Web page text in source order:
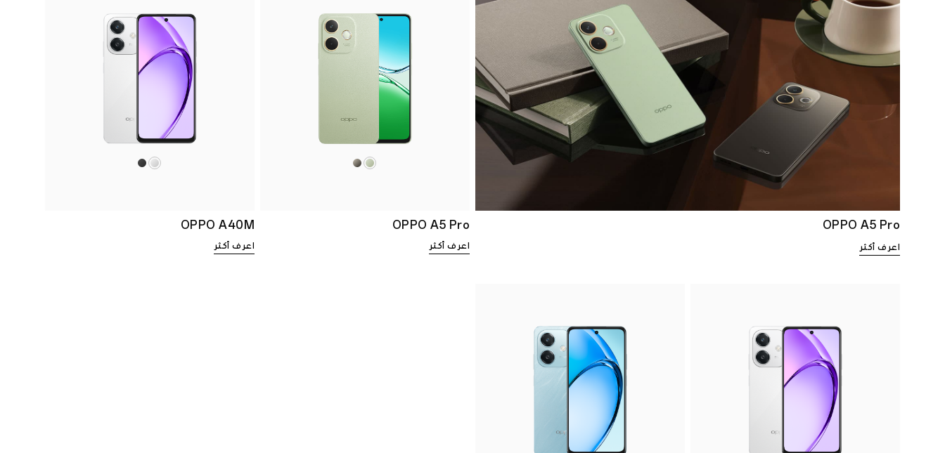
OPPO A5 Pro
اعرف أكثر
OPPO A5 Pro
اعرف أكثر
OPPO A40M
اعرف أكثر